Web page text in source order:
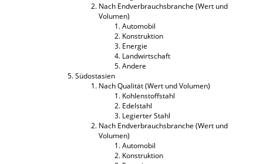
Nach Endverbrauchsbranche (Wert und
Volumen)
Automobil
Konstruktion
Energie
Landwirtschaft
Andere
Südostasien
Nach Qualität (Wert und Volumen)
Kohlenstoffstahl
Edelstahl
Legierter Stahl
Nach Endverbrauchsbranche (Wert und
Volumen)
Automobil
Konstruktion